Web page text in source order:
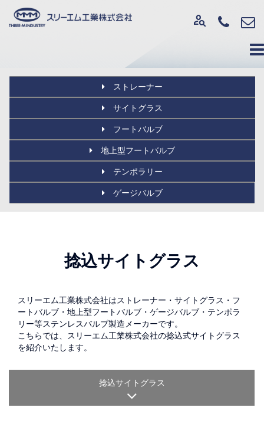
person_search
ストレーナー
サイトグラス
フートバルブ
地上型フートバルブ
テンポラリー
ゲージバルブ
捻込サイトグラス
スリーエム工業株式会社はストレーナー・サイトグラス・フ
ートバルブ・地上型フートバルブ・ゲージバルブ・テンポラ
リー等ステンレスバルブ製造メーカーです。
こちらでは、スリーエム工業株式会社の捻込式サイトグラス
を紹介いたします。
捻込サイトグラス